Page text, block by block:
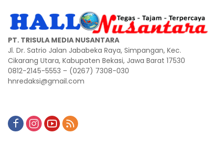
PT. TRISULA MEDIA NUSANTARA
Jl. Dr. Satrio Jalan Jababeka Raya, Simpangan, Kec.
Cikarang Utara, Kabupaten Bekasi, Jawa Barat 17530
0812-2145-5553 – (0267) 7308-030
hnredaksi@gmail.com